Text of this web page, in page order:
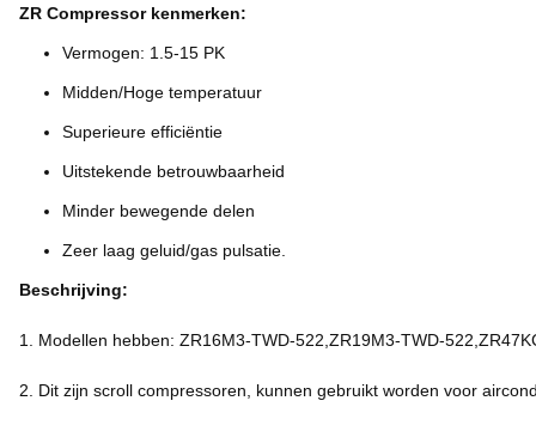
ZR Compressor kenmerken:
Vermogen: 1.5-15 PK
Midden/Hoge temperatuur
Superieure efficiëntie
Uitstekende betrouwbaarheid
Minder bewegende delen
Zeer laag geluid/gas pulsatie.
Beschrijving:
1. Modellen hebben: ZR16M3-TWD-522,ZR19M3-TWD-
2. Dit zijn scroll compressoren, kunnen gebruikt worden voor